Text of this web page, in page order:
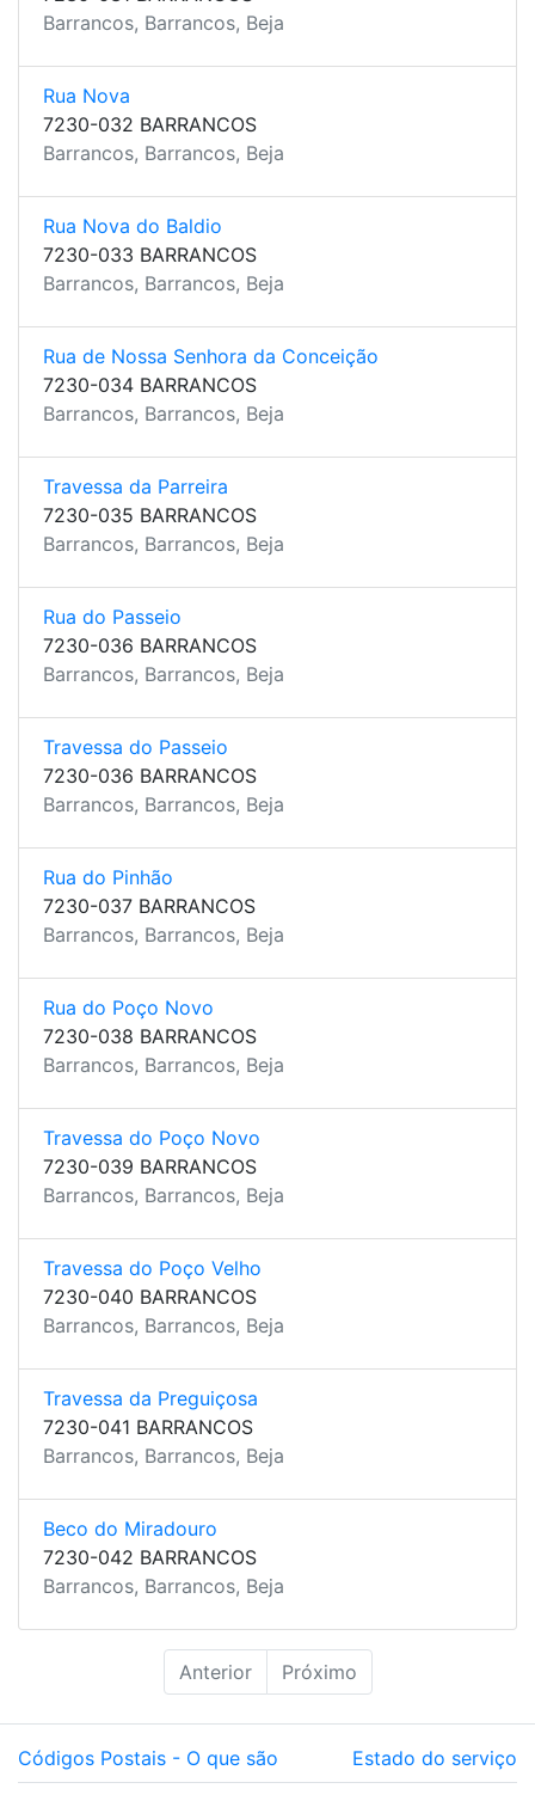
Barrancos, Barrancos, Beja
Rua Nova
7230-032 BARRANCOS
Barrancos, Barrancos, Beja
Rua Nova do Baldio
7230-033 BARRANCOS
Barrancos, Barrancos, Beja
Rua de Nossa Senhora da Conceição
7230-034 BARRANCOS
Barrancos, Barrancos, Beja
Travessa da Parreira
7230-035 BARRANCOS
Barrancos, Barrancos, Beja
Rua do Passeio
7230-036 BARRANCOS
Barrancos, Barrancos, Beja
Travessa do Passeio
7230-036 BARRANCOS
Barrancos, Barrancos, Beja
Rua do Pinhão
7230-037 BARRANCOS
Barrancos, Barrancos, Beja
Rua do Poço Novo
7230-038 BARRANCOS
Barrancos, Barrancos, Beja
Travessa do Poço Novo
7230-039 BARRANCOS
Barrancos, Barrancos, Beja
Travessa do Poço Velho
7230-040 BARRANCOS
Barrancos, Barrancos, Beja
Travessa da Preguiçosa
7230-041 BARRANCOS
Barrancos, Barrancos, Beja
Beco do Miradouro
7230-042 BARRANCOS
Barrancos, Barrancos, Beja
Anterior Próximo
Códigos Postais - O que são Estado do serviço